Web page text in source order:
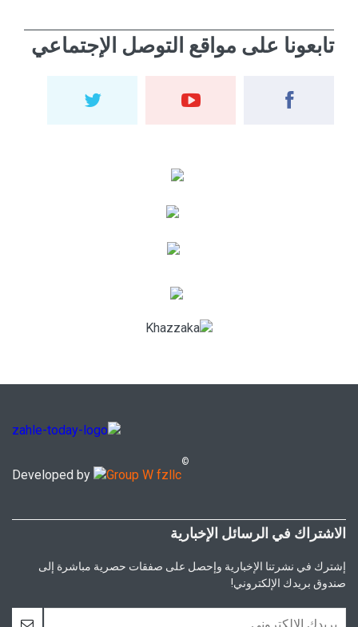
تابعونا على مواقع التوصل الإجتماعي
Developed by
الاشتراك في الرسائل الإخبارية
إشترك في نشرتنا الإخبارية وإحصل على صفقات حصرية مباشرة إلى
صندوق بريدك الإلكتروني!